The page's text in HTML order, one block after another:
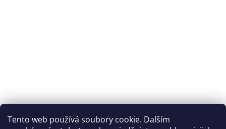
Tento web používá soubory cookie. Dalším